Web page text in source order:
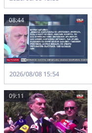
08:44
2026/08/08 15:54
09:11